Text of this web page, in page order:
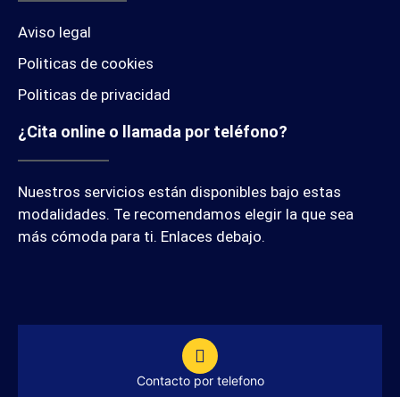
Aviso legal
Politicas de cookies
Politicas de privacidad
¿Cita online o llamada por teléfono?
Nuestros servicios están disponibles bajo estas
modalidades. Te recomendamos elegir la que sea
más cómoda para ti. Enlaces debajo.
Contacto por telefono